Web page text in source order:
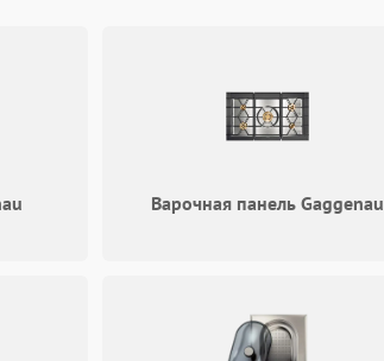
1 год
1 год
Варочная панель Gaggenau